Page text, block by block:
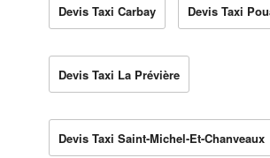
Devis Taxi Carbay Devis Taxi
Devis Taxi La Prévière
Devis Taxi Saint-Michel-Et-Chanveaux